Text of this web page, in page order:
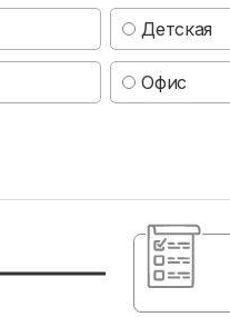
Детская
Офис